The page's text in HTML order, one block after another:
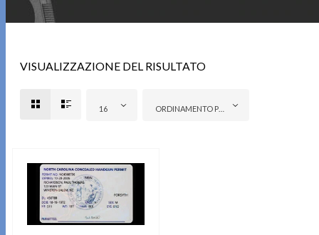
VISUALIZZAZIONE DEL RISULTATO
16 ORDINAMENTO PREDEFINITO